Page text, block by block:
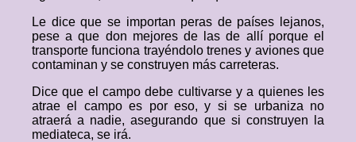
Le dice que se importan peras de países lejanos,
pese a que don mejores de las de allí porque el
transporte funciona trayéndolo trenes y aviones que
contaminan y se construyen más carreteras.
Dice que el campo debe cultivarse y a quienes les
atrae el campo es por eso, y si se urbaniza no
atraerá a nadie, asegurando que si construyen la
mediateca, se irá.